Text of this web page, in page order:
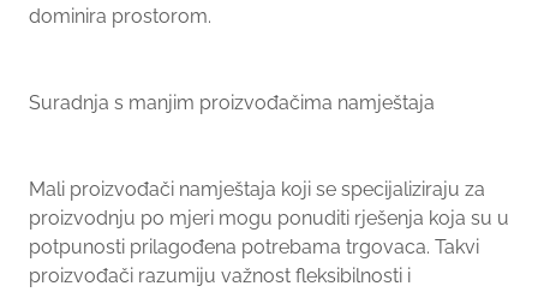
dominira prostorom.
Suradnja s manjim proizvođačima namještaja
Mali proizvođači namještaja koji se specijaliziraju za
proizvodnju po mjeri mogu ponuditi rješenja koja su u
potpunosti prilagođena potrebama trgovaca. Takvi
proizvođači razumiju važnost fleksibilnosti i